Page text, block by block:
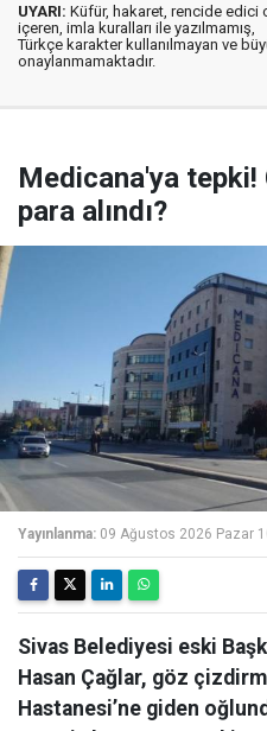
UYARI: Küfür, hakaret, rencide edici
içeren, imla kuralları ile yazılmamış,
Türkçe karakter kullanılmayan ve
onaylanmamaktadır.
Medicana'ya tepki!
para alındı?
Yayınlanma: 09 Ağustos 2026 Pazar
Sivas Belediyesi eski
Hasan Çağlar, göz
Hastanesi’ne giden